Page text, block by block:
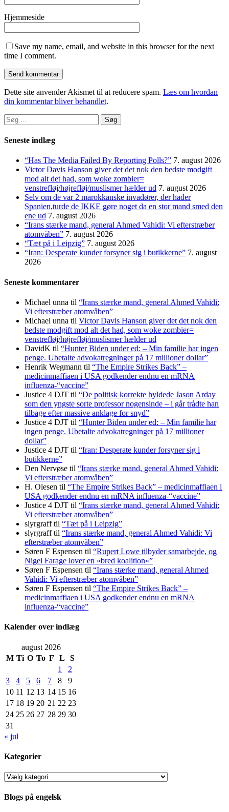
Hjemmeside
Save my name, email, and website in this browser for the next
time I comment.
Dette site anvender Akismet til at reducere spam. Læs om hvordan
din kommentar bliver behandlet.
Søg
efter:
Seneste indlæg
“Has The Media Failed By Reporting Polls?” 7. august 2026
Victor Davis Hanson giver det det nok den bedste modgift
mod alt det had, som woke zombier=
venstrefløj/højrefløj/muslismer hælder ud 7. august 2026
Selv om de var 2 marokkanske invadører, der hader
Spanien,turde de IKKE gøre noget da en stor mand smed den
ene ud 7. august 2026
“Irans stærke mand, general Ahmed Vahidi: Vi efterstræber
atomvåben” 7. august 2026
“Tæt på i Leipzig” 7. august 2026
“Iran: Desperate kunder forsyner sig i butikkerne” 7. august
2026
Seneste kommentarer
Michael unna til “Irans stærke mand, general Ahmed Vahidi:
Vi efterstræber atomvåben”
Michael unna til Victor Davis Hanson giver det det nok den
bedste modgift mod alt det had, som woke zombier=
venstrefløj/højrefløj/muslismer hælder ud
DavidK til “Hunter Biden under ed: – Min familie har ingen
penge. Ubetalte advokat­regninger på 17 millioner dollar”
Henrik Wegmann til “The Empire Strikes Back” –
medicinmaffiaen i USA godkender endnu en mRNA
influenza-“vaccine”
Justice 4 DJT til “De politisk korrekte hyldede Jason Arday
som den yngste sorte professor nogensinde – i går trådte han
tilbage efter massive anklage for snyd”
Justice 4 DJT til “Hunter Biden under ed: – Min familie har
ingen penge. Ubetalte advokat­regninger på 17 millioner
dollar”
Justice 4 DJT til “Iran: Desperate kunder forsyner sig i
butikkerne”
Den Nervøse til “Irans stærke mand, general Ahmed Vahidi:
Vi efterstræber atomvåben”
H. Olesen til “The Empire Strikes Back” – medicinmaffiaen i
USA godkender endnu en mRNA influenza-“vaccine”
Justice 4 DJT til “Irans stærke mand, general Ahmed Vahidi:
Vi efterstræber atomvåben”
slyrgrafftil “Tæt på i Leipzig”
slyrgrafftil “Irans stærke mand, general Ahmed Vahidi: Vi
efterstræber atomvåben”
Søren F Espensen til “Rupert Lowe tilbyder samarbejde, og
Nigel Farage lover en »bred koalition«”
Søren F Espensen til “Irans stærke mand, general Ahmed
Vahidi: Vi efterstræber atomvåben”
Søren F Espensen til “The Empire Strikes Back” –
medicinmaffiaen i USA godkender endnu en mRNA
influenza-“vaccine”
Kalender over indlæg
august 2026
M Ti O To F L
S
1
2
3
4 5 6 7 8
9
10 11 12 13 14 15 16
17 18 19 20 21 22 23
24 25 26 27 28 29 30
31
« jul
Kategorier
Kategorier
Blogs på engelsk